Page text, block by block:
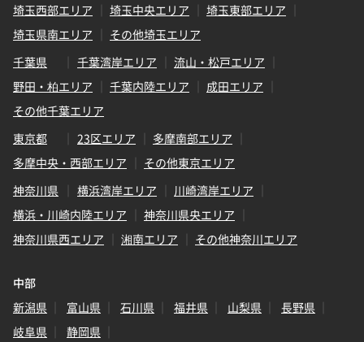
埼玉西部エリア
埼玉中央エリア
埼玉東部エリア
埼玉県南エリア
その他埼玉エリア
千葉県
千葉湾岸エリア
流山・松戸エリア
野田・柏エリア
千葉内陸エリア
成田エリア
その他千葉エリア
東京都
23区エリア
多摩南部エリア
多摩中央・西部エリア
その他東京エリア
神奈川県
横浜湾岸エリア
川崎湾岸エリア
横浜・川崎内陸エリア
神奈川県央エリア
神奈川県西エリア
湘南エリア その他神奈川エリア
中部
新潟県
富山県 石川県 福井県 山梨県
長野県
岐阜県
静岡県